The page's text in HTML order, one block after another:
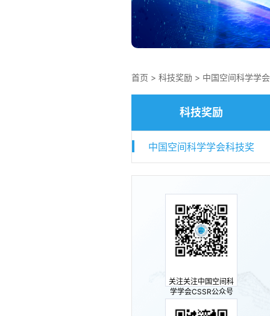
首页 > 科技奖励 > 中国空间科学学
科技奖励
中国空间科学学会科技奖
关注关注中国空间科
学学会CSSR公众号